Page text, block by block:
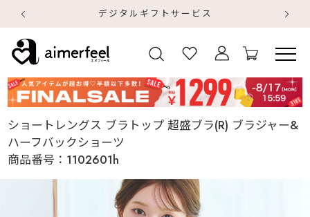
ショートレングス ブラトップ 超盛ブラ(R) ブラジャー&
ハーフバックショーツ
商品番号： 1102601h